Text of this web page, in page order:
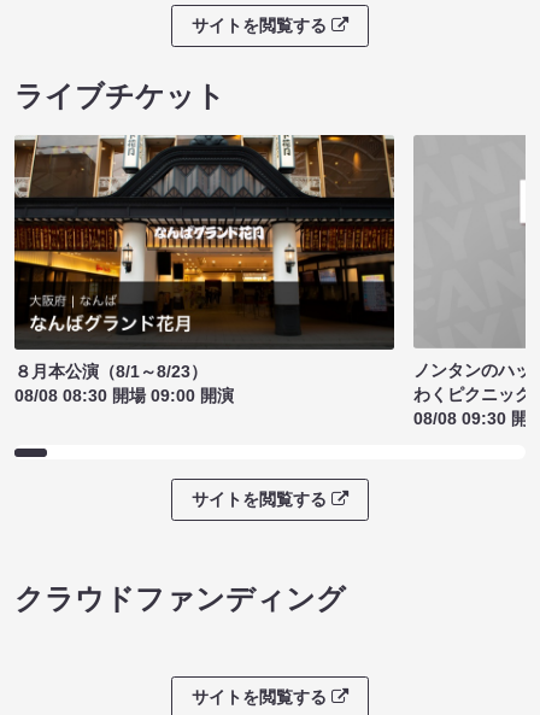
サイトを閲覧する
ライブチケット
８月本公演（8/1～8/23）
08/08 08:30 開場 09:00 開演
ノンタンのハッ
わくピクニック
08/08 09:30 開
サイトを閲覧する
クラウドファンディング
サイトを閲覧する